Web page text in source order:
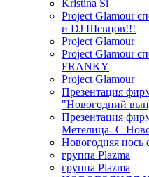
Kristina Si
Project Glamour
и DJ Шевцов!!!
Project Glamour
Project Glamour
FRANKY
Project Glamour
Презентация
"Новогодний
Презентация
Метелица- С
Новогодняя нось
группа Plazma
группа Plazma